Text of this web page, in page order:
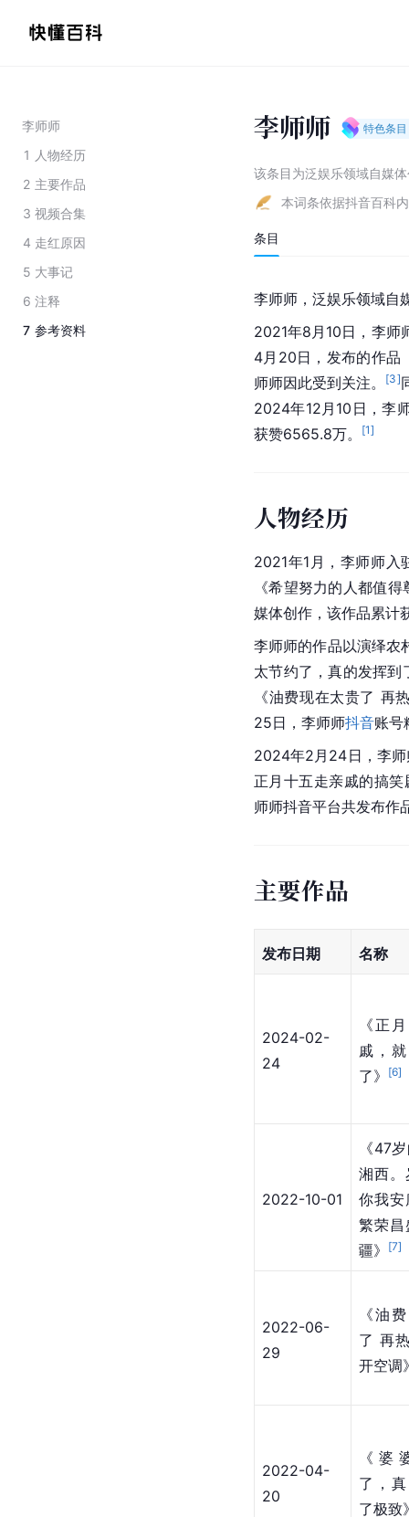
李师师
1 人物经历
2 主要作品
3 视频合集
4 走红原因
5 大事记
6 注释
7 参考资料
李师师 特色条目
该条目为泛娱乐领域自媒
本词条依据抖音百科
条目
李师师，泛娱乐领域自
2021年8月10日，李师
4月20日，发布的作品
师师因此受到关注。
[3]
2024年12月10日，李
获赞6565.8万。
[1]
人物经历
2021年1月，李师师入
《希望努力的人都值
媒体创作，该作品累计
李师师的作品以演绎
太节约了，真的发挥
《油费现在太贵了 再
25日，李师师抖音账号
2024年2月24日，李师
正月十五走亲戚的搞笑
师师抖音平台共发布
主要作品
发布日期 名称
2024-02-
24
《正
戚，
了》
[6]
2022-10-01
《47
湘西
你我
繁荣
疆》
[7]
2022-06-
29
《油
了 再
开空调
2022-04-
20
《婆
了，
了极致